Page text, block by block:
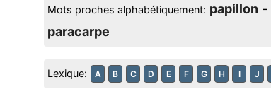
Mots proches alphabétiquement: papillon -
paracarpe
Lexique: A B C D E F G H I J